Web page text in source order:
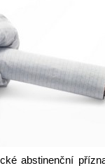
abstinenční